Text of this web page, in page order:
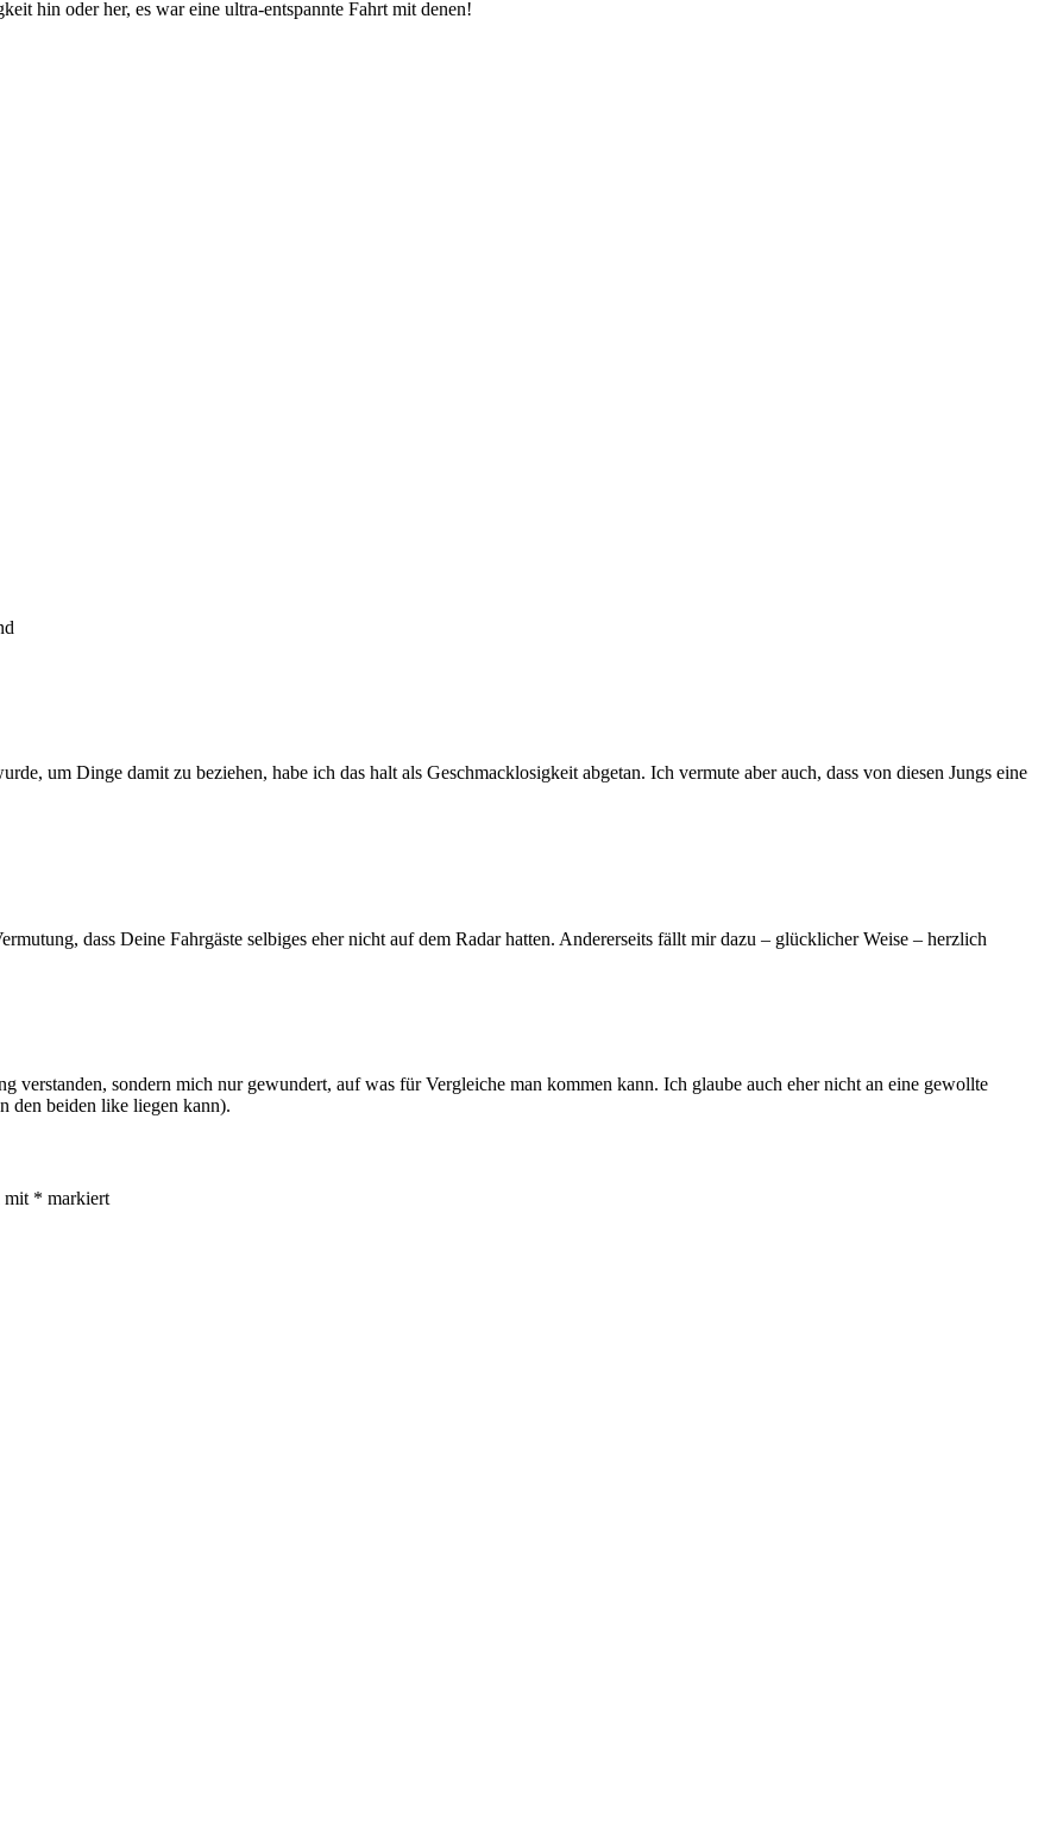
hin oder her, es war eine ultra-entspannte Fahrt mit denen!
um Dinge damit zu beziehen, habe ich das halt als Geschmacklosigkeit abgetan. Ich vermute aber auch, dass von diesen Jungs eine
dass Deine Fahrgäste selbiges eher nicht auf dem Radar hatten. Andererseits fällt mir dazu – glücklicher Weise – herzlich
verstanden, sondern mich nur gewundert, auf was für Vergleiche man kommen kann. Ich glaube auch eher nicht an eine gewollte
den beiden like liegen kann).
mit * markiert